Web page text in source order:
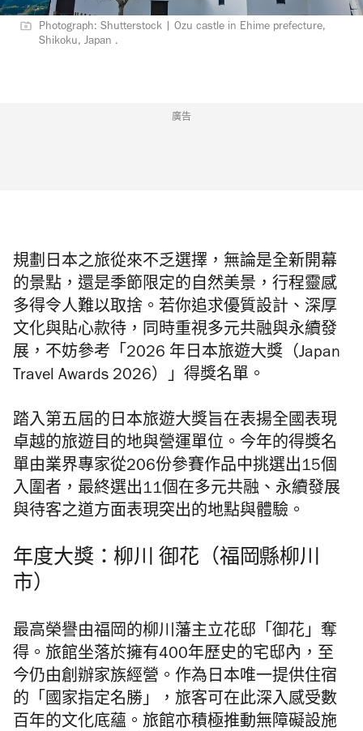
Photograph: Shutterstock | Ozu castle in Ehime prefecture,
Shikoku, Japan .
廣告
規劃日本之旅從來不乏選擇，無論是全新開幕
的景點，還是季節限定的自然美景，行程靈感
多得令人難以取捨。若你追求優質設計、深厚
文化與貼心款待，同時重視多元共融與永續發
展， 不妨參考
「2026 年日本旅遊大獎（Japan
Travel Awards 2026）」得獎名單。
踏入第五屆的日本旅遊大獎旨在表揚全國表現
卓越的旅遊目的地與營運單位。今年的得獎名
單由業界專家從206份參賽作品中挑選出15個
入圍者，最終選出11個在多元共融、永續發展
與待客之道方面表現突出的地點與體驗。
年度大獎：柳川 御花（福岡縣柳川
市）
最高榮譽由福岡的柳川藩主立花邸「御花」奪
得。旅館坐落於擁有400年歷史的宅邸內，至
今仍由創辦家族經營。作為日本唯一提供住宿
的「國家指定名勝」，旅客可在此深入感受數
百年的文化底蘊。旅館亦積極推動無障礙設施